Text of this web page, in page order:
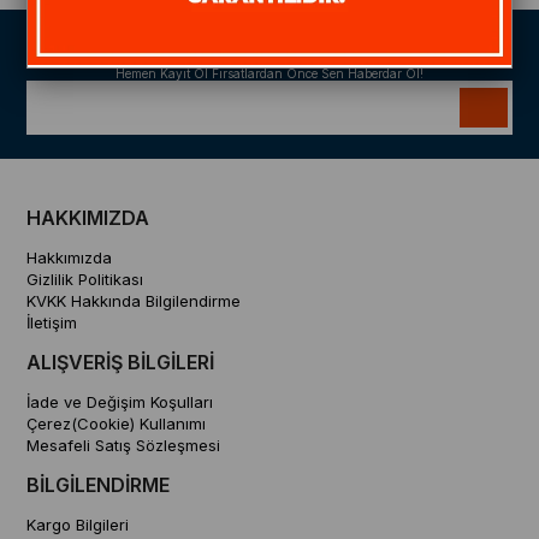
Size Özel Kampanyalar
Hemen Kayıt Ol Fırsatlardan Önce Sen Haberdar Ol!
HAKKIMIZDA
Hakkımızda
Gizlilik Politikası
KVKK Hakkında Bilgilendirme
İletişim
ALIŞVERİŞ BİLGİLERİ
İade ve Değişim Koşulları
Çerez(Cookie) Kullanımı
Mesafeli Satış Sözleşmesi
BİLGİLENDİRME
Kargo Bilgileri